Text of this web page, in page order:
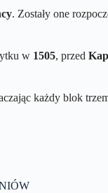
. Zostały one
w 1505, przed
każdy blok